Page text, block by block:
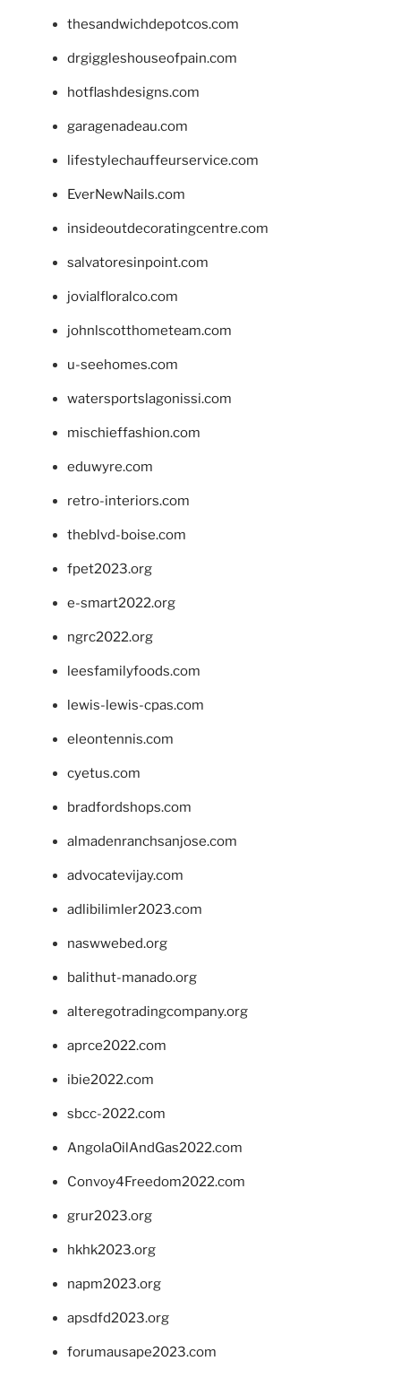
thesandwichdepotcos.com
drgiggleshouseofpain.com
hotflashdesigns.com
garagenadeau.com
lifestylechauffeurservice.com
EverNewNails.com
insideoutdecoratingcentre.com
salvatoresinpoint.com
jovialfloralco.com
johnlscotthometeam.com
u-seehomes.com
watersportslagonissi.com
mischieffashion.com
eduwyre.com
retro-interiors.com
theblvd-boise.com
fpet2023.org
e-smart2022.org
ngrc2022.org
leesfamilyfoods.com
lewis-lewis-cpas.com
eleontennis.com
cyetus.com
bradfordshops.com
almadenranchsanjose.com
advocatevijay.com
adlibilimler2023.com
naswwebed.org
balithut-manado.org
alteregotradingcompany.org
aprce2022.com
ibie2022.com
sbcc-2022.com
AngolaOilAndGas2022.com
Convoy4Freedom2022.com
grur2023.org
hkhk2023.org
napm2023.org
apsdfd2023.org
forumausape2023.com